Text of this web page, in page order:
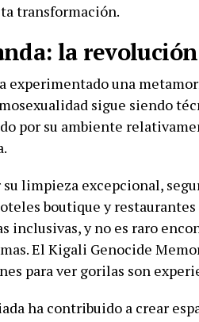
transformación.
la
experimentado una
sigue siendo
por su ambiente
su limpieza excepcional,
boutique y
inclusivas, y no es raro
El Kigali Genocide
para ver gorilas son
ha contribuido a crear